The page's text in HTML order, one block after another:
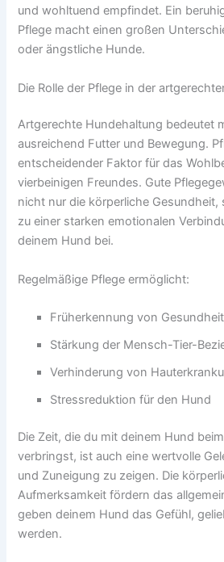
und wohltuend empfindet. Ein
Pflege macht einen großen
oder ängstliche Hunde.
Die Rolle der Pflege in der
Artgerechte Hundehaltung bedeutet
ausreichend Futter und Bewegung.
entscheidender Faktor für das
vierbeinigen Freundes. Gute
nicht nur die körperliche Gesundheit,
zu einer starken emotionalen
deinem Hund bei.
Regelmäßige Pflege ermöglicht:
Früherkennung von
Stärkung der Mensch-Tier-
Verhinderung von
Stressreduktion für den Hund
Die Zeit, die du mit deinem Hund
verbringst, ist auch eine wertvolle
und Zuneigung zu zeigen. Die
Aufmerksamkeit fördern das
geben deinem Hund das Gefühl,
werden.